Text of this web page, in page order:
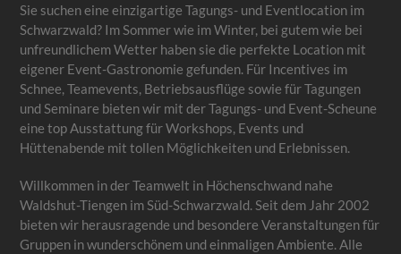
Sie suchen eine einzigartige Tagungs- und Eventlocation im
Schwarzwald? Im Sommer wie im Winter, bei gutem wie bei
unfreundlichem Wetter haben sie die perfekte Location mit
eigener Event-Gastronomie gefunden. Für Incentives im
Schnee, Teamevents, Betriebsausflüge sowie für Tagungen
und Seminare bieten wir mit der Tagungs- und Event-Scheune
eine top Ausstattung für Workshops, Events und
Hüttenabende mit tollen Möglichkeiten und Erlebnissen.
Willkommen in der Teamwelt in Höchenschwand nahe
Waldshut-Tiengen im Süd-Schwarzwald. Seit dem Jahr 2002
bieten wir herausragende und besondere Veranstaltungen für
Gruppen in wunderschönem und einmaligen Ambiente. Alle